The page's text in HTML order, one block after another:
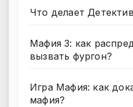
Что делает
Мафия 3: как
вызвать фургон?
Игра Мафия: как
мафия?